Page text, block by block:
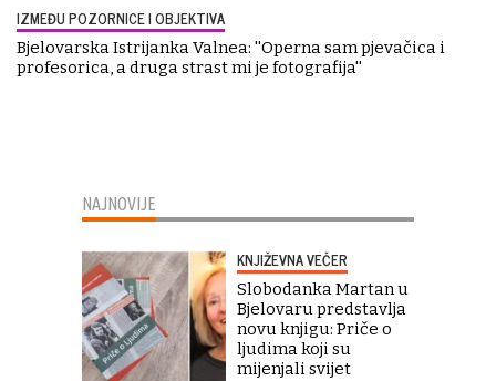
IZMEĐU POZORNICE I OBJEKTIVA
Bjelovarska Istrijanka Valnea: ''Operna sam pjevačica i
profesorica, a druga strast mi je fotografija''
NAJNOVIJE
KNJIŽEVNA VEČER
Slobodanka Martan u
Bjelovaru predstavlja
novu knjigu: Priče o
ljudima koji su
mijenjali svijet